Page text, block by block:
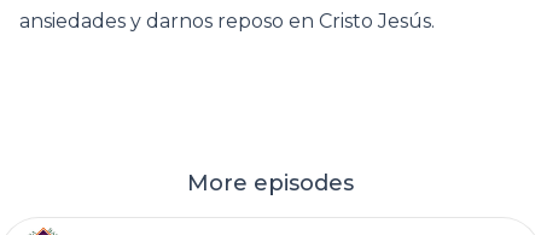
ansiedades y darnos reposo en Cristo Jesús.
More episodes